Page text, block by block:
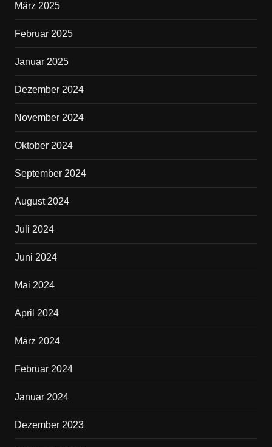
März 2025
Februar 2025
Januar 2025
Dezember 2024
November 2024
Oktober 2024
September 2024
August 2024
Juli 2024
Juni 2024
Mai 2024
April 2024
März 2024
Februar 2024
Januar 2024
Dezember 2023